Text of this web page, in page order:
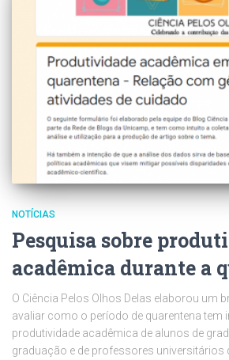
NOTÍCIAS
Pesquisa sobre
acadêmica durante a
O Ciência Pelos Olhos Delas elaborou um
avaliar como o período de quarentena tem
produtividade acadêmica de alunos de
graduação e de professores universitários